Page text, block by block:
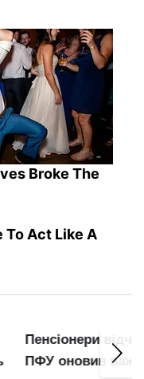
Broke The
To Act Like A
в гаманцях:
для